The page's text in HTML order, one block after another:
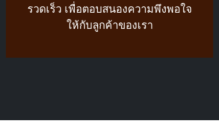
รวดเร็ว เพื่อตอบสนองความพึงพอใจ
ให้กับลูกค้าของเรา